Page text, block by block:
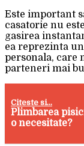
Este important
casatorie nu
gasirea
ea reprezinta
personala, care
parteneri mai
Citeste si...
Plimbarea
o necesitate?